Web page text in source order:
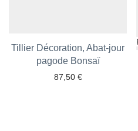
Tillier Décoration, Abat-jour
pagode Bonsaï
87,50 €
Ajouter aux favoris